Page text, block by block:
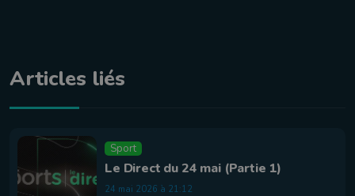
Articles liés
Sport
Le Direct du 24 mai (Partie 1)
24 mai 2026 à 21:12